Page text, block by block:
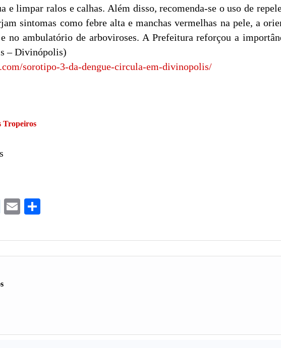
e limpar ralos e calhas. Além disso, recomenda-se o uso de
sintomas como febre alta e manchas vermelhas na pele, a
e no ambulatório de arboviroses. A Prefeitura reforçou a
– Divinópolis)
sorotipo-3-da-dengue-circula-em-divinopolis/
Tropeiros
LinkedInEmail